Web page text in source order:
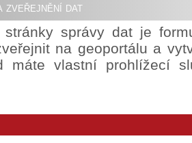
zveřejnění dat
správy dat je
na geoportálu a
máte vlastní prohlížecí